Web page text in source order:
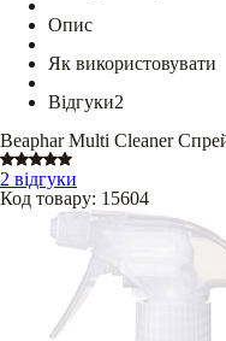
Опис
Як використовувати
Відгуки2
Beaphar Multi Cleaner
2 відгуки
Код товару: 15604